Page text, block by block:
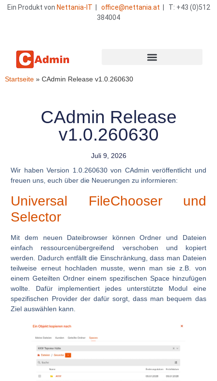
Ein Produkt von Nettania-IT office@nettania.at | T: +43 (0)512
384004
Startseite » CAdmin Release v1.0.260630
CAdmin Release
v1.0.260630
Juli 9, 2026
Wir haben Version 1.0.260630von CAdmin veröffentlicht und
freuen uns, euch über die Neuerungen zu informieren:
Universal FileChooser und
Selector
Mit dem neuen Dateibrowser können Ordner und Dateien
einfach ressourcenübergreifend verschoben und kopiert
werden. Dadurch entfällt die Einschränkung, dass man Dateien
teilweise erneut hochladen musste, wenn man sie z.B. von
einem Geteilten Ordner einem spezifischen Space hinzufügen
wollte. Dafür implementiert jedes unterstützte Modul eine
spezifischen Provider der dafür sorgt, dass man bequem das
Ziel auswählen kann.